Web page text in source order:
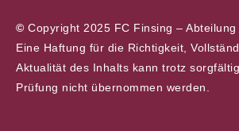
© Copyright 2025 FC Finsing – Abteilung
Eine Haftung für die Richtigkeit,
Aktualität des Inhalts kann trotz
Prüfung nicht übernommen werden.